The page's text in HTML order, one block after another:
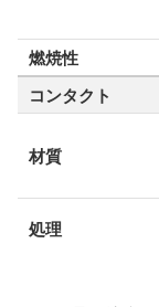
燃焼性
コンタクト
材質
処理